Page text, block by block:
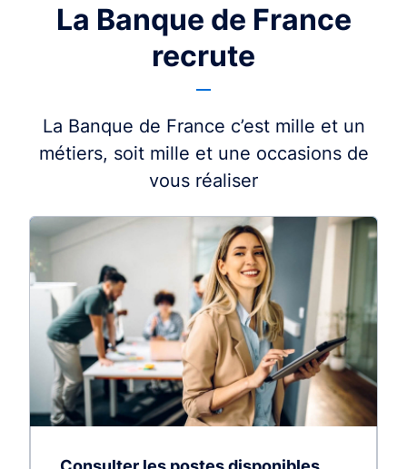
La Banque de France
recrute
La Banque de France c’est mille et un
métiers, soit mille et une occasions de
vous réaliser